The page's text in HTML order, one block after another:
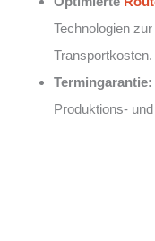
Technologien
Transportkosten.
Termingarantie:
Produktions-